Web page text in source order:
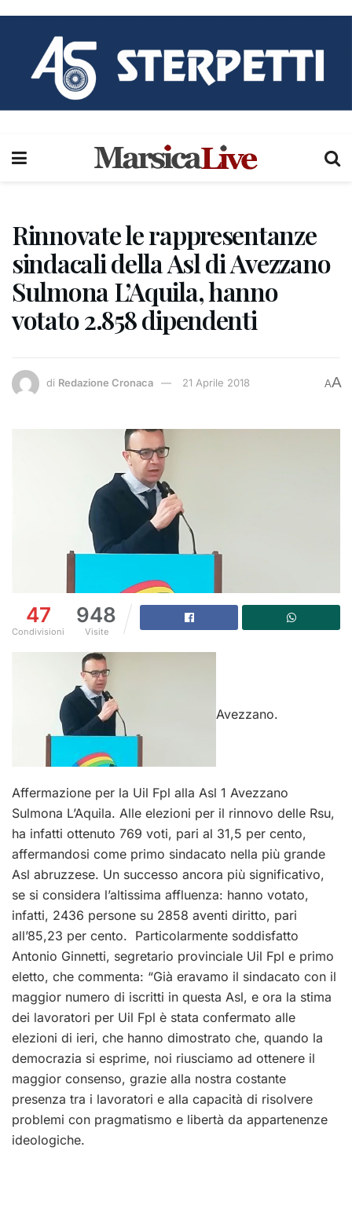
Rinnovate le rappresentanze
sindacali della Asl di Avezzano
Sulmona L’Aquila, hanno
votato 2.858 dipendenti
di Redazione Cronaca 21 Aprile 2018 AA
47
Condivisioni
948
Visite
Avezzano.
Affermazione per la Uil Fpl alla Asl 1 Avezzano
Sulmona L’Aquila. Alle elezioni per il rinnovo delle Rsu,
ha infatti ottenuto 769 voti, pari al 31,5 per cento,
affermandosi come primo sindacato nella più grande
Asl abruzzese. Un successo ancora più significativo,
se si considera l’altissima affluenza: hanno votato,
infatti, 2436 persone su 2858 aventi diritto, pari
all’85,23 per cento. Particolarmente soddisfatto
Antonio Ginnetti, segretario provinciale Uil Fpl e primo
eletto, che commenta: “Già eravamo il sindacato con il
maggior numero di iscritti in questa Asl, e ora la stima
dei lavoratori per Uil Fpl è stata confermato alle
elezioni di ieri, che hanno dimostrato che, quando la
democrazia si esprime, noi riusciamo ad ottenere il
maggior consenso, grazie alla nostra costante
presenza tra i lavoratori e alla capacità di risolvere
problemi con pragmatismo e libertà da appartenenze
ideologiche.